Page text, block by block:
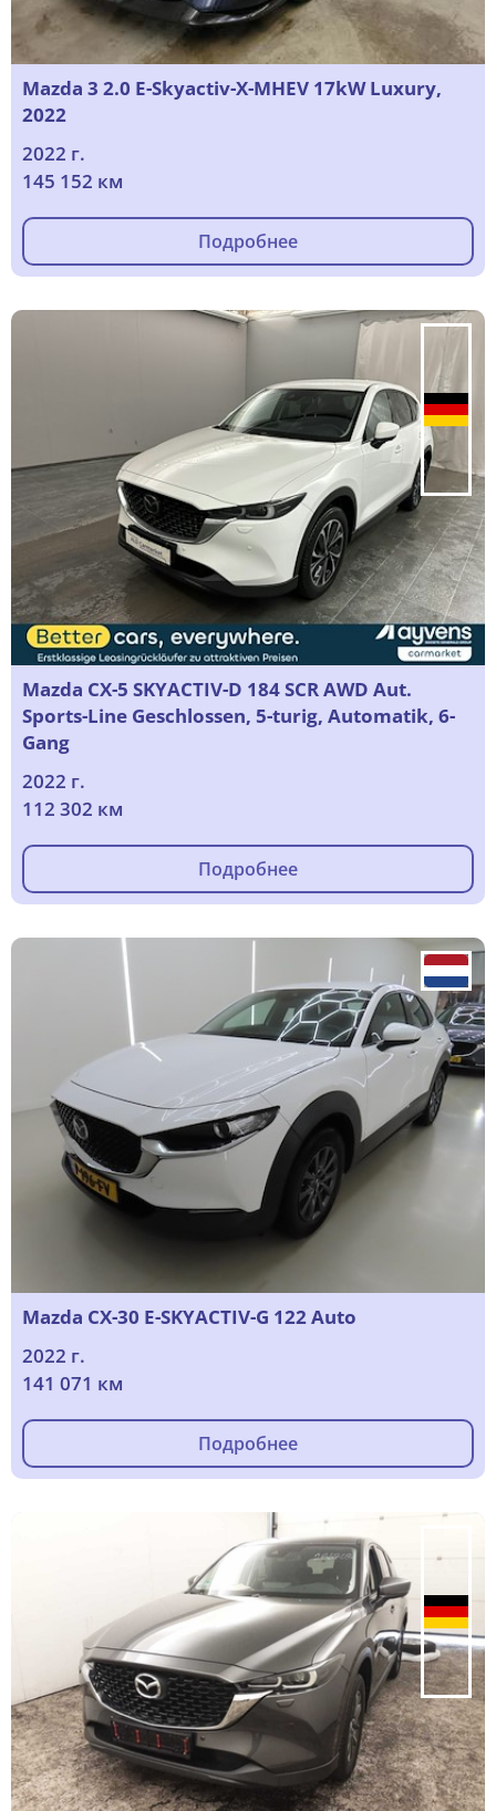
Mazda 3 2.0 E-Skyactiv-X-MHEV 17kW Luxury,
2022
2022 г.
145 152 км
Подробнее
Mazda CX-5 SKYACTIV-D 184 SCR AWD Aut.
Sports-Line Geschlossen, 5-turig, Automatik, 6-
Gang
2022 г.
112 302 км
Подробнее
Mazda CX-30 E-SKYACTIV-G 122 Auto
2022 г.
141 071 км
Подробнее